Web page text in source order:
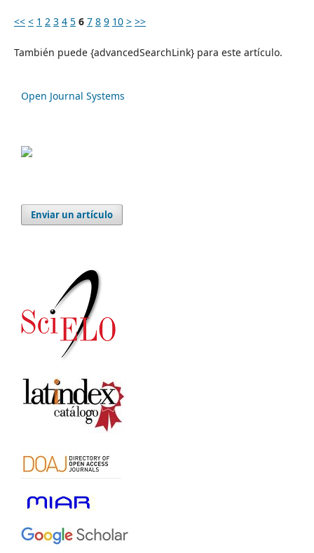
<< < 1 2 3 4 5 6 7 8 9 10 > >>
También puede {advancedSearchLink} para este artículo.
Open Journal Systems
Enviar un artículo